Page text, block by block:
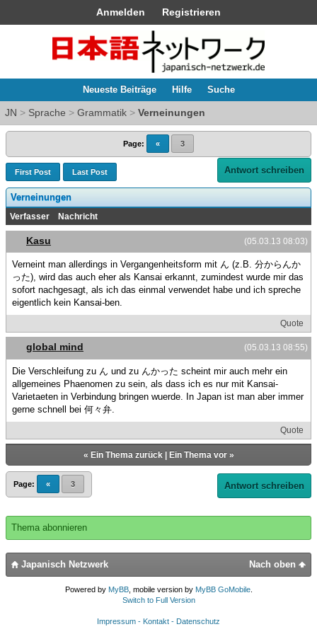
Anmelden Registrieren
Neueste Beiträge Hilfe Suche
JN > Sprache > Grammatik > Verneinungen
Page: « 3
First Post Last Post Antwort schreiben
Verneinungen
Verfasser Nachricht
(05.03.13 08:03)
Kasu
Verneint man allerdings in Vergangenheitsform mit ん (z.B. 分からんか
った), wird das auch eher als Kansai erkannt, zumindest wurde mir das
sofort nachgesagt, als ich das einmal verwendet habe und ich spreche
eigentlich kein Kansai-ben.
Quote
(05.03.13 08:55)
global mind
Die Verschleifung zu ん und zu んかった scheint mir auch mehr ein
allgemeines Phaenomen zu sein, als dass ich es nur mit Kansai-
Varietaeten in Verbindung bringen wuerde. In Japan ist man aber immer
gerne schnell bei 何々弁.
Quote
« Ein Thema zurück| Ein Thema vor»
Page: « 3 Antwort schreiben
Thema abonnieren
Nach oben
Japanisch Netzwerk
Powered by MyBB, mobile version by MyBB GoMobile.
Switch to Full Version
Impressum - Kontakt - Datenschutz